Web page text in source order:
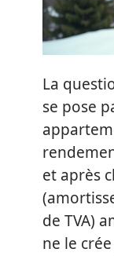
La
se pose
et après
de TVA)
ne le